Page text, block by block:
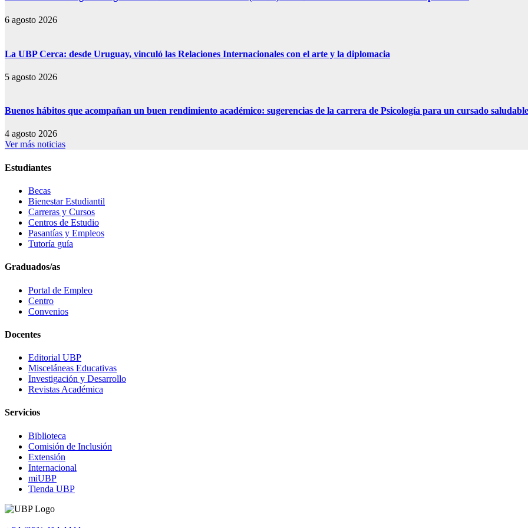
6 agosto 2026
La UBP Cerca: desde Uruguay, vinculó las Relaciones Internacionales con el arte y la diplomacia
5 agosto 2026
Buenos hábitos que acompañan un buen rendimiento académico: sugerencias de la carrera de Psicología para un cursado saludable
4 agosto 2026
Ver más noticias
Estudiantes
Becas
Bienestar Estudiantil
Carreras y Cursos
Centros de Estudio
Pasantías y Empleos
Tutoría guía
Graduados/as
Portal de Empleo
Centro
Convenios
Docentes
Editorial UBP
Misceláneas Educativas
Investigación y Desarrollo
Revistas Académica
Servicios
Biblioteca
Comisión de Inclusión
Extensión
Internacional
miUBP
Tienda UBP